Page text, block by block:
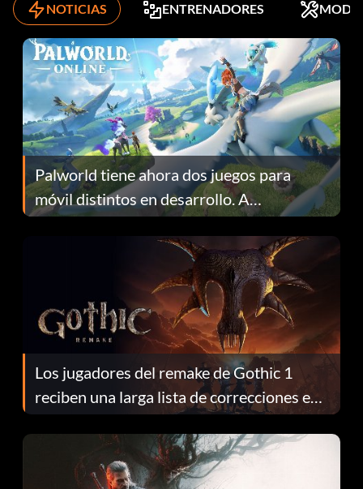
NOTICIAS ENTRENADORES MODS
Palworld tiene ahora dos juegos para
móvil distintos en desarrollo. A
continuación te explicamos por qué.
Los jugadores del remake de Gothic 1
reciben una larga lista de correcciones en
el parche 1.0.4